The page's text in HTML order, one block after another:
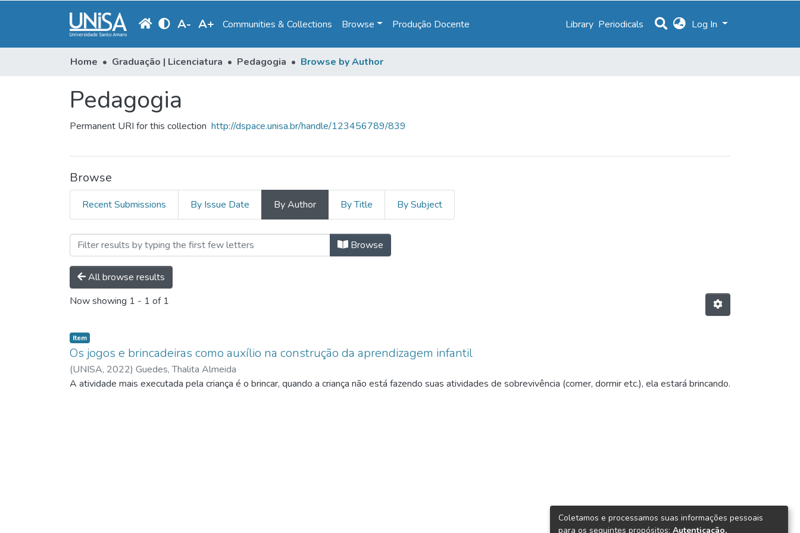
A- A+ Communities & Collections Browse Produção Docente Library Periodicals Log In
Home Graduação | Licenciatura Pedagogia Browse by Author
Pedagogia
Permanent URI for this collection http://dspace.unisa.br/handle/123456789/839
Browse
Recent Submissions By Issue Date By Author By Title By Subject
Browsing Pedagogia by Author "Guedes, Thalita Almeida"
Browse
All browse results
Now showing 1 - 1 of 1
Item
Os jogos e brincadeiras como auxílio na construção da aprendizagem infantil
(UNISA, 2022) Guedes, Thalita Almeida
A atividade mais executada pela criança é o brincar, quando a criança não está fazendo suas atividades de sobrevivência (comer, dormir etc.), ela estará brincando.
Coletamos e processamos suas informações pessoais
para os seguintes propósitos: Autenticação,